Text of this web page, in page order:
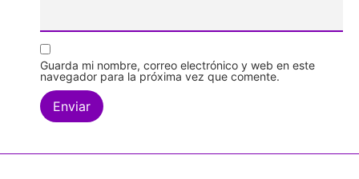
Guarda mi nombre, correo electrónico y web en este
navegador para la próxima vez que comente.